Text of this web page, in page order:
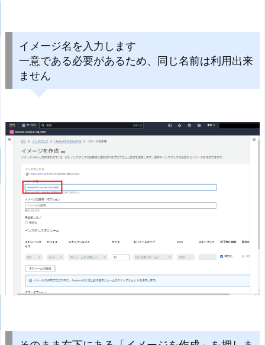
イメージ名を入力します
一意である必要があるため、同じ名前は利用出来
ません